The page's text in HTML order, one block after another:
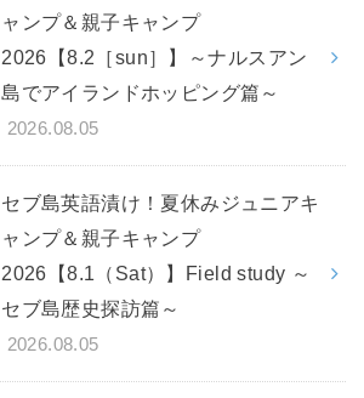
ャンプ＆親子キャンプ
2026【8.2［sun］】～ナルスアン
島でアイランドホッピング篇～
2026.08.05
セブ島英語漬け！夏休みジュニアキ
ャンプ＆親子キャンプ
2026【8.1（Sat）】Field study ～
セブ島歴史探訪篇～
2026.08.05